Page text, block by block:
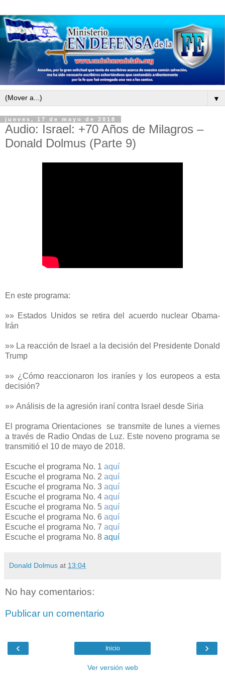
▼
jueves, 17 de mayo de 2018
Audio: Israel: +70 Años de Milagros –
Donald Dolmus (Parte 9)
En este programa:
»» Estados Unidos se retira del acuerdo nuclear Obama-
Irán
»» La reacción de Israel a la decisión del Presidente Donald
Trump
»» ¿Cómo reaccionaron los iraníes y los europeos a esta
decisión?
»» Análisis de la agresión iraní contra Israel desde Siria
El programa Orientaciones se transmite de lunes a viernes
a través de Radio Ondas de Luz. Este noveno programa se
transmitió el 10 de mayo de 2018.
Escuche el programa No. 1 aquí
Escuche el programa No. 2 aquí
Escuche el programa No. 3 aquí
Escuche el programa No. 4 aquí
Escuche el programa No. 5 aquí
Escuche el programa No. 6 aquí
Escuche el programa No. 7 aquí
Escuche el programa No. 8 aquí
Donald Dolmus at 13:04
No hay comentarios:
Publicar un comentario
‹ ›
Inicio
Ver versión web